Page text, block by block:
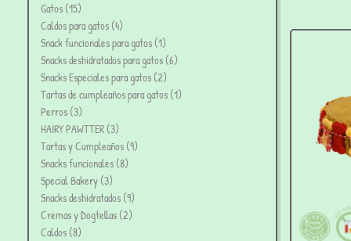
Gatos 15
Caldos para gatos 4
Snack funcionales para gatos 1
Snacks deshidratados para gatos 6
Snacks Especiales para gatos 2
Tartas de cumpleaños para gatos 1
Perros 3
HAIRY PAWTTER 3
Tartas y Cumpleaños 9
Snacks funcionales 8
Special Bakery 3
Snacks deshidratados 9
Cremas y Dogtellas 2
Caldos 8